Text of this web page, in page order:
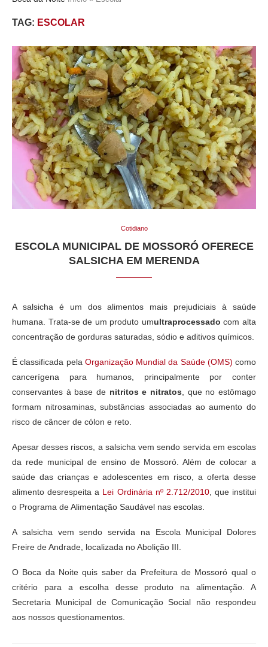
TAG: ESCOLAR
Cotidiano
ESCOLA MUNICIPAL DE MOSSORÓ OFERECE
SALSICHA EM MERENDA
A salsicha é um dos alimentos mais prejudiciais à saúde
humana. Trata-se de um produto umultraprocessado com alta
concentração de gorduras saturadas, sódio e aditivos químicos.
É classificada pela Organização Mundial da Saúde (OMS) como
cancerígena para humanos, principalmente por conter
conservantes à base de nitritos e nitratos, que no estômago
formam nitrosaminas, substâncias associadas ao aumento do
risco de câncer de cólon e reto.
Apesar desses riscos, a salsicha vem sendo servida em escolas
da rede municipal de ensino de Mossoró. Além de colocar a
saúde das crianças e adolescentes em risco, a oferta desse
alimento desrespeita a Lei Ordinária nº 2.712/2010, que institui
o Programa de Alimentação Saudável nas escolas.
A salsicha vem sendo servida na Escola Municipal Dolores
Freire de Andrade, localizada no Abolição III.
O Boca da Noite quis saber da Prefeitura de Mossoró qual o
critério para a escolha desse produto na alimentação. A
Secretaria Municipal de Comunicação Social não respondeu
aos nossos questionamentos.